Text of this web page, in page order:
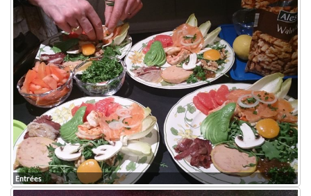
Entrées